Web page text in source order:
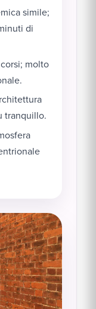
simile;
di
molto
tranquillo.